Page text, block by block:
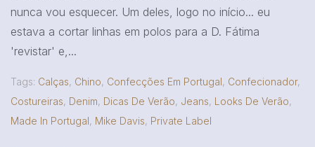
nunca vou esquecer. Um deles, logo no início... eu
estava a cortar linhas em polos para a D. Fátima
'revistar' e,...
Tags: Calças, Chino, Confecções Em Portugal, Confecionador,
Costureiras, Denim, Dicas De Verão, Jeans, Looks De Verão,
Made In Portugal, Mike Davis, Private Label